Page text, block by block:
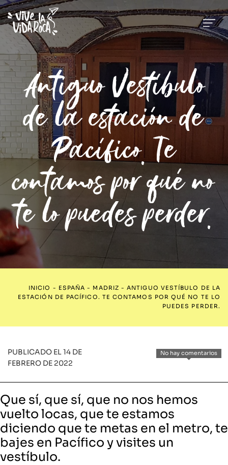
Antiguo Vestíbulo
de la estación de
Pacífico. Te
contamos por qué no
te lo puedes perder.
INICIO - ESPAÑA - MADRIZ -ANTIGUO VESTÍBULO DE LA
ESTACIÓN DE PACÍFICO. TE CONTAMOS POR QUÉ NO TE LO
PUEDES PERDER.
No hay comentarios
PUBLICADO EL 14 DE
FEBRERO DE 2022
Que sí, que sí, que no nos hemos
vuelto locas, que te estamos
diciendo que te metas en el metro, te
bajes en Pacífico y visites un
vestíbulo.